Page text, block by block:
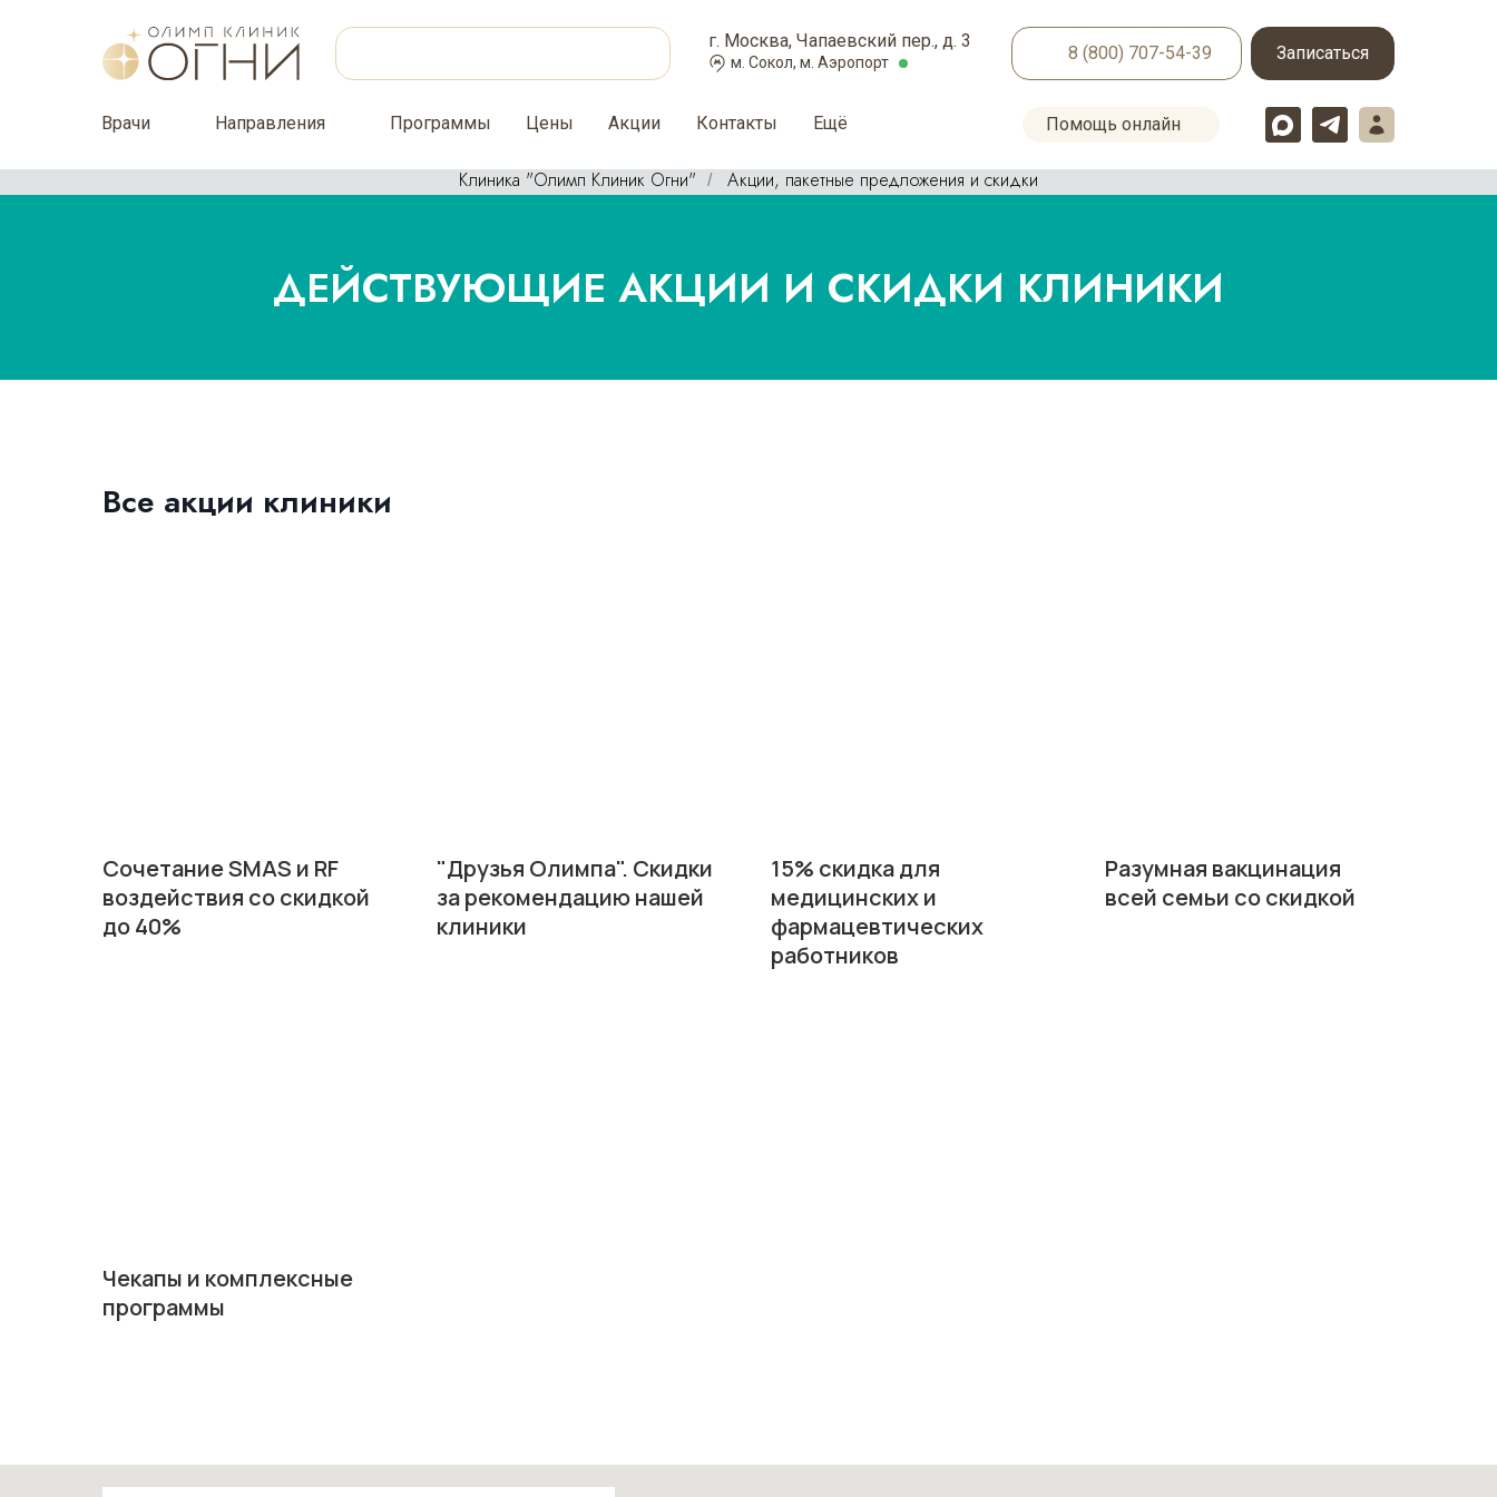
Записаться
8 (800) 707-54-39
Ещё
Контакты
Акции
Цены
Программы
Направления
Врачи Помощь онлайн
м. Сокол, м. Аэропорт
г. Москва, Чапаевский пер., д. 3
Клиника "Олимп Клиник Огни" / Акции, пакетные предложения и скидки
ДЕЙСТВУЮЩИЕ АКЦИИ И СКИДКИ КЛИНИКИ
Все акции клиники
Сочетание SMAS и RF
воздействия со скидкой
до 40%
"Друзья Олимпа". Скидки
за рекомендацию нашей
клиники
15% скидка для
медицинских и
фармацевтических
работников
Разумная вакцинация
всей семьи со скидкой
Чекапы и комплексные
программы